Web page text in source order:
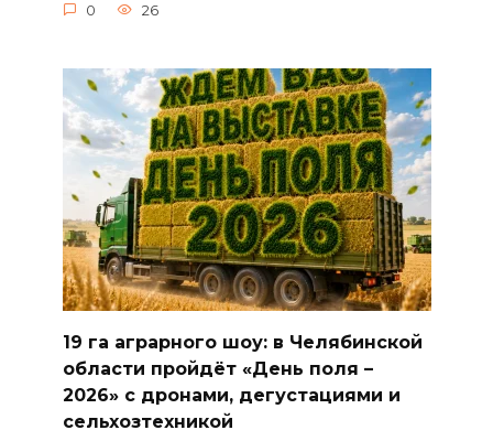
0 26
19 га аграрного шоу: в Челябинской
области пройдёт «День поля –
2026» с дронами, дегустациями и
сельхозтехникой